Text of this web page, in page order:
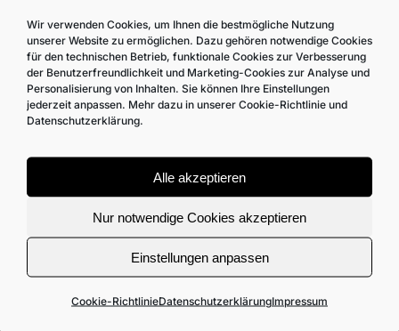
Wir verwenden Cookies, um Ihnen die bestmögliche Nutzung
unserer Website zu ermöglichen. Dazu gehören notwendige Cookies
für den technischen Betrieb, funktionale Cookies zur Verbesserung
der Benutzerfreundlichkeit und Marketing-Cookies zur Analyse und
Personalisierung von Inhalten. Sie können Ihre Einstellungen
jederzeit anpassen. Mehr dazu in unserer Cookie-Richtlinie und
Datenschutzerklärung.
Alle akzeptieren
Nur notwendige Cookies akzeptieren
Einstellungen anpassen
Cookie-RichtlinieDatenschutzerklärungImpressum
Ihr Partner für innovative Lösungen in der
Sondermaschinenbau!
NAVIGATION